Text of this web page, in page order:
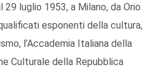
luglio 1953, a Milano, da Orio
esponenti della cultura,
l’Accademia Italiana della
Culturale della Repubblica